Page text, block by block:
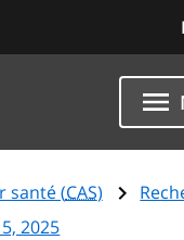
santé (CAS)
2025